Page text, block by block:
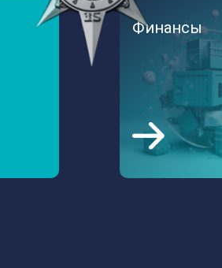
Финансы